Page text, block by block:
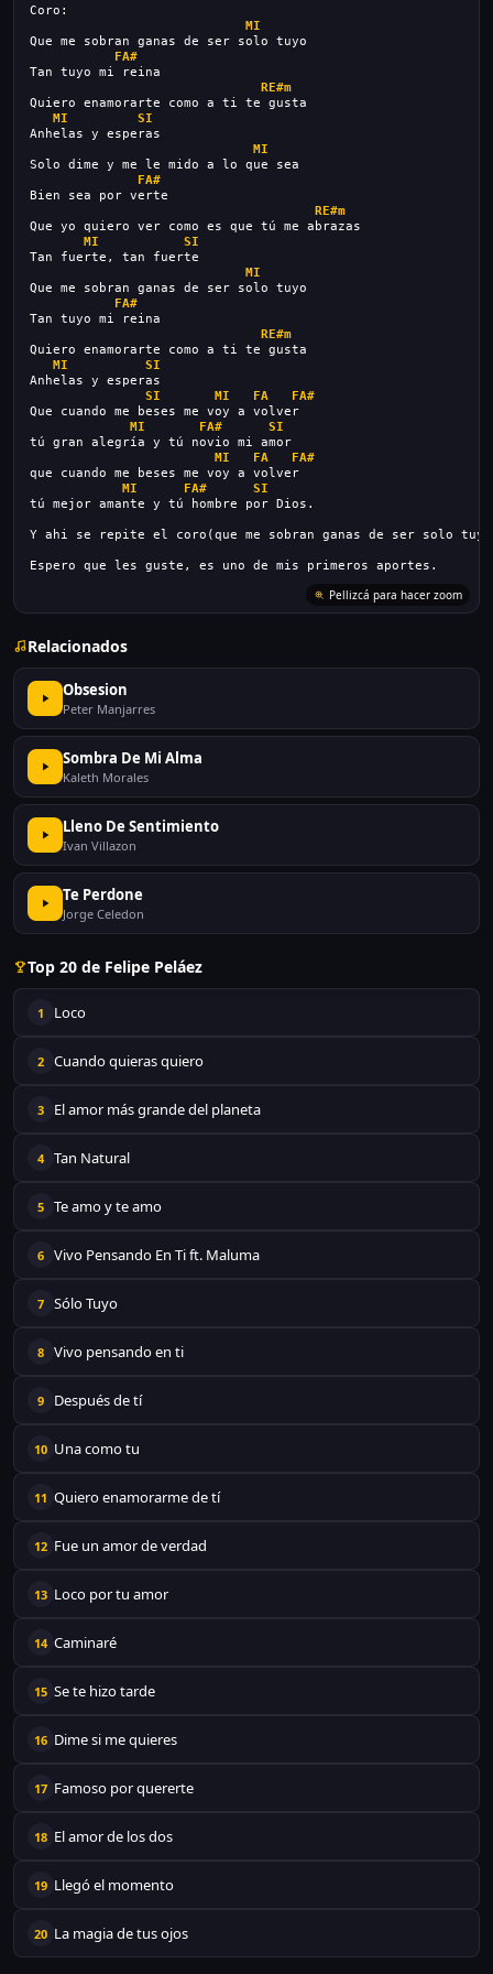
Coro:
MI
Que me sobran ganas de ser solo tuyo
FA#
Tan tuyo mi reina
RE#m
Quiero enamorarte como a ti te gusta
MI
SI
Anhelas y esperas
MI
Solo dime y me le mido a lo que sea
FA#
Bien sea por verte
RE#m
Que yo quiero ver como es que tú me abrazas
MI
SI
Tan fuerte, tan fuerte
MI
Que me sobran ganas de ser solo tuyo
FA#
Tan tuyo mi reina
RE#m
Quiero enamorarte como a ti te gusta
MI
SI
Anhelas y esperas
SI
MI FA
FA#
Que cuando me beses me voy a volver
MI
FA#
SI
tú gran alegría y tú novio mi amor
MI
FA
FA#
que cuando me beses me voy a volver
MI
FA#
SI
tú mejor amante y tú hombre por Dios.
Y ahi se repite el coro(que me sobran ganas de ser solo
Espero que les guste, es uno de mis primeros aportes.
Pellizcá para hacer zoom
Relacionados
Obsesion
Peter Manjarres
Sombra De Mi Alma
Kaleth Morales
Lleno De Sentimiento
Ivan Villazon
Te Perdone
Jorge Celedon
Top 20 de Felipe Peláez
1 Loco
2 Cuando quieras quiero
3 El amor más grande del planeta
4 Tan Natural
5 Te amo y te amo
6 Vivo Pensando En Ti ft. Maluma
7 Sólo Tuyo
8 Vivo pensando en ti
9 Después de tí
10 Una como tu
11 Quiero enamorarme de tí
12 Fue un amor de verdad
13 Loco por tu amor
14 Caminaré
15 Se te hizo tarde
16 Dime si me quieres
17 Famoso por quererte
18 El amor de los dos
19 Llegó el momento
20 La magia de tus ojos